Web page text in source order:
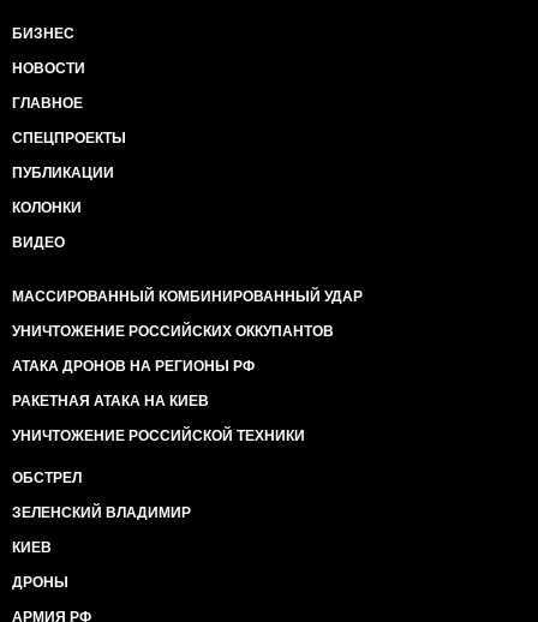
БИЗНЕС
НОВОСТИ
ГЛАВНОЕ
СПЕЦПРОЕКТЫ
ПУБЛИКАЦИИ
КОЛОНКИ
ВИДЕО
МАССИРОВАННЫЙ КОМБИНИРОВАННЫЙ УДАР
УНИЧТОЖЕНИЕ РОССИЙСКИХ ОККУПАНТОВ
АТАКА ДРОНОВ НА РЕГИОНЫ РФ
РАКЕТНАЯ АТАКА НА КИЕВ
УНИЧТОЖЕНИЕ РОССИЙСКОЙ ТЕХНИКИ
ОБСТРЕЛ
ЗЕЛЕНСКИЙ ВЛАДИМИР
КИЕВ
ДРОНЫ
АРМИЯ РФ